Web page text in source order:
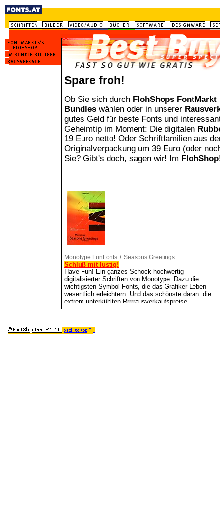
Spare froh!
Ob Sie sich durch FlohShops FontMarkt
Bundles wählen oder in unserer
gutes Geld für beste Fonts und
Geheimtip im Moment: Die digitalen
19 Euro netto! Oder Schriftfamilien aus
Originalverpackung um 39 Euro (oder
Sie? Gibt's doch, sagen wir! Im FlohShop
Monotype FunFonts + Seasons Greetings
Schluß mit lustig!
Have Fun! Ein ganzes Schock hochwertig
digitalisierter Schriften von Monotype. Dazu die
wichtigsten Symbol-Fonts, die das Grafiker-Leben
wesentlich erleichtern. Und das schönste daran: die
extrem unterkühlten Rrrrrausverkaufspreise.